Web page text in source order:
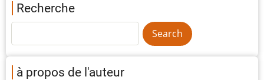
Recherche
à propos de l'auteur